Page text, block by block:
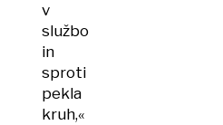
v
službo
in
sproti
pekla
kruh,«